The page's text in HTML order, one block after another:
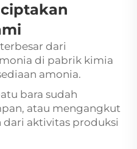
dari
di pabrik kimia
amonia.
bara sudah
atau mengangkut
dari aktivitas produksi